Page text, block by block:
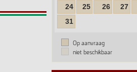
24
25 26 27
31
Op aanvraag
niet beschikbaar